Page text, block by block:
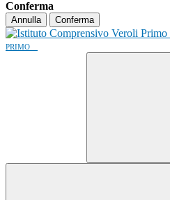
Conferma
Annulla Conferma
PRIMO